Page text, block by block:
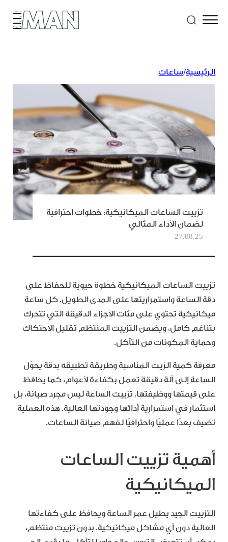
الرئيسية/ساعات
تزييت الساعات الميكانيكية: خطوات احترافية
لضمان الأداء المثالي
27.08.25
تزييت الساعات الميكانيكية خطوة حيوية للحفاظ على
دقة الساعة واستمراريتها على المدى الطويل. كل ساعة
ميكانيكية تحتوي على مئات الأجزاء الدقيقة التي تتحرك
بتناغم كامل، ويضمن التزييت المنتظم تقليل الاحتكاك
وحماية المكونات من التآكل.
معرفة كمية الزيت المناسبة وطريقة تطبيقه بدقة يحوّل
الساعة إلى آلة دقيقة تعمل بكفاءة لأعوام، كما يحافظ
على قيمتها ووظيفتها. تزييت الساعة ليس مجرد صيانة، بل
استثمار في استمرارية أدائها وجودتها العالية. هذه العملية
تضيف بعدًا عمليًا واحترافيًا لفهم صيانة الساعات.
أهمية تزييت الساعات
الميكانيكية
التزييت الجيد يطيل عمر الساعة ويحافظ على كفاءتها
العالية دون أي مشاكل ميكانيكية. بدون تزييت منتظم،